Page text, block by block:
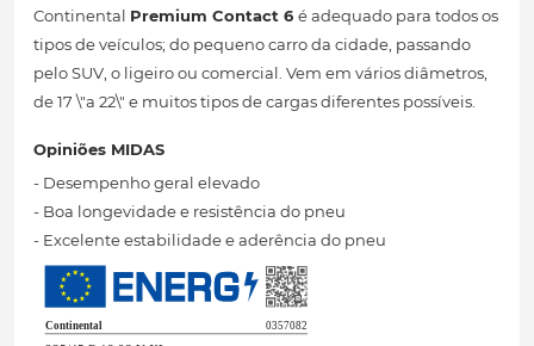
Continental Premium Contact 6 é adequado para todos os
tipos de veículos; do pequeno carro da cidade, passando
pelo SUV, o ligeiro ou comercial. Vem em vários diâmetros,
de 17 \"a 22\" e muitos tipos de cargas diferentes possíveis.
Opiniões MIDAS
- Desempenho geral elevado
- Boa longevidade e resistência do pneu
- Excelente estabilidade e aderência do pneu